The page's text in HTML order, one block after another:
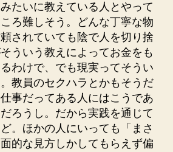
たいに教えている人とやって
ろ難しそう。どんな丁寧な物
されていても陰で人を切り捨
ういう教えによってお金をも
わけで、でも現実ってそうい
教員のセクハラとかもそうだ
事だってある人にはこうであ
ろうし。だから実践を通じて
。ほかの人にいっても「まさ
的な見方しかしてもらえず偏